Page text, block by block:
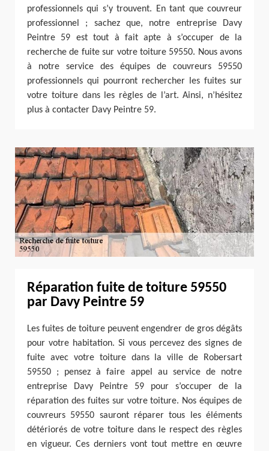
professionnels qui s’y trouvent. En tant que couvreur
professionnel ; sachez que, notre entreprise Davy
Peintre 59 est tout à fait apte à s’occuper de la
recherche de fuite sur votre toiture 59550. Nous avons
à notre service des équipes de couvreurs 59550
professionnels qui pourront rechercher les fuites sur
votre toiture dans les règles de l’art. Ainsi, n’hésitez
plus à contacter Davy Peintre 59.
Réparation fuite de toiture 59550
par Davy Peintre 59
Les fuites de toiture peuvent engendrer de gros dégâts
pour votre habitation. Si vous percevez des signes de
fuite avec votre toiture dans la ville de Robersart
59550 ; pensez à faire appel au service de notre
entreprise Davy Peintre 59 pour s’occuper de la
réparation des fuites sur votre toiture. Nos équipes de
couvreurs 59550 sauront réparer tous les éléments
détériorés de votre toiture dans le respect des règles
en vigueur. Ces derniers vont tout mettre en œuvre